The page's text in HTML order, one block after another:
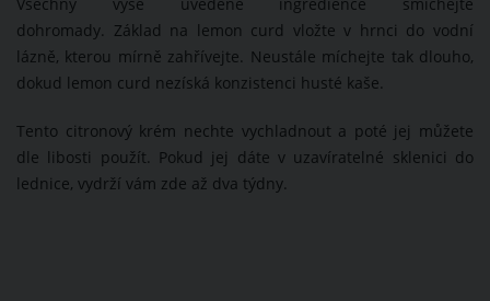
Všechny výše uvedené ingredience smíchejte
dohromady. Základ na lemon curd vložte v hrnci do vodní
lázně, kterou mírně zahřívejte. Neustále míchejte tak dlouho,
dokud lemon curd nezíská konzistenci husté kaše.
Tento citronový krém nechte vychladnout a poté jej můžete
dle libosti použít. Pokud jej dáte v uzavíratelné sklenici do
lednice, vydrží vám zde až dva týdny.